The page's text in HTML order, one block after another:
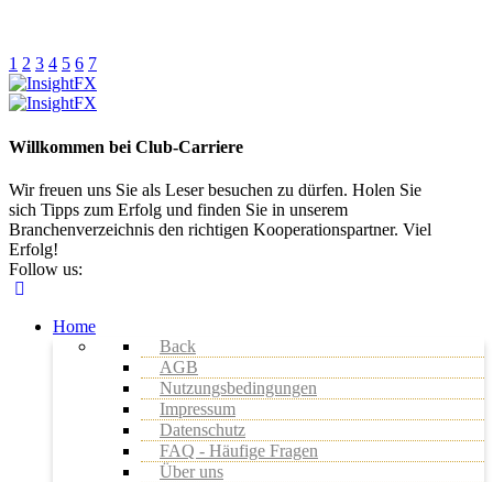
1 2 3 4 5 6 7
Willkommen bei Club-Carriere
Wir freuen uns Sie als Leser besuchen zu dürfen. Holen Sie
sich Tipps zum Erfolg und finden Sie in unserem
Branchenverzeichnis den richtigen Kooperationspartner. Viel
Erfolg!
Follow us:
Home
Back
AGB
Nutzungsbedingungen
Impressum
Datenschutz
FAQ - Häufige Fragen
Über uns